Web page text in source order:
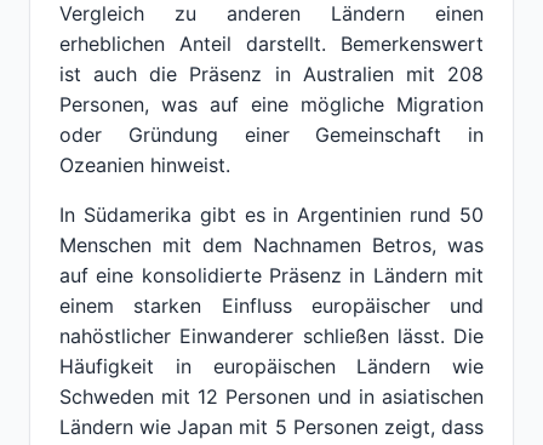
Vergleich zu anderen Ländern einen
erheblichen Anteil darstellt. Bemerkenswert
ist auch die Präsenz in Australien mit 208
Personen, was auf eine mögliche Migration
oder Gründung einer Gemeinschaft in
Ozeanien hinweist.
In Südamerika gibt es in Argentinien rund 50
Menschen mit dem Nachnamen Betros, was
auf eine konsolidierte Präsenz in Ländern mit
einem starken Einfluss europäischer und
nahöstlicher Einwanderer schließen lässt. Die
Häufigkeit in europäischen Ländern wie
Schweden mit 12 Personen und in asiatischen
Ländern wie Japan mit 5 Personen zeigt, dass